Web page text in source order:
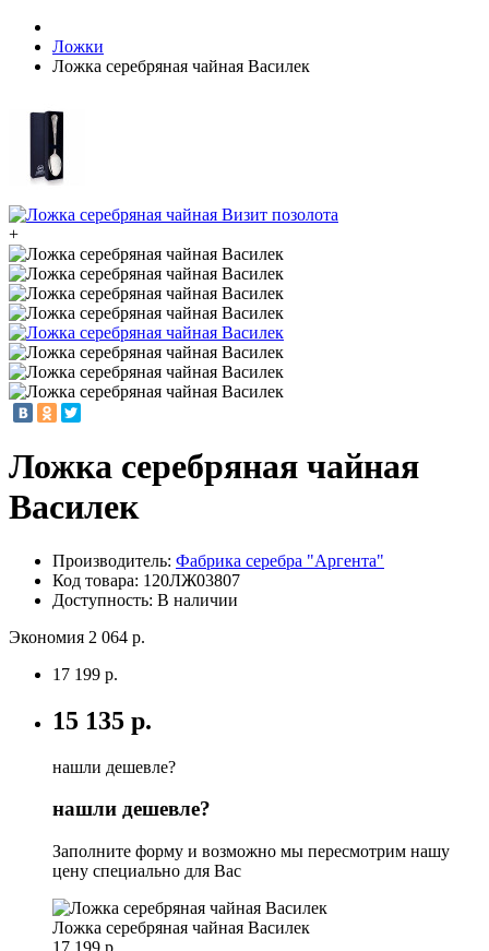
Ложки
Ложка серебряная чайная Василек
+
Ложка серебряная чайная
Василек
Производитель: Фабрика серебра "Аргента"
Код товара: 120ЛЖ03807
Доступность: В наличии
Экономия 2 064 р.
17 199 р.
15 135 р.
нашли дешевле?
нашли дешевле?
Заполните форму и возможно мы пересмотрим нашу
цену специально для Вас
Ложка серебряная чайная Василек